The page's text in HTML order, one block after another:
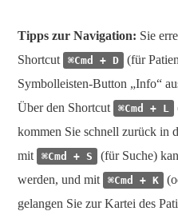
Tipps zur Navigation: Sie
Shortcut
⌘Cmd + D
(für
Symbolleisten-Button „Info“
Über den Shortcut
⌘Cmd + L
kommen Sie schnell zurück in
mit
⌘Cmd + S
(für Suche)
werden, und mit
⌘Cmd + K
gelangen Sie zur Kartei des